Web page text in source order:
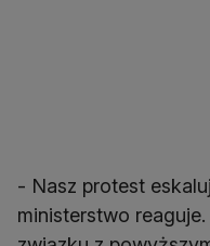
- Nasz protest
ministerstwo